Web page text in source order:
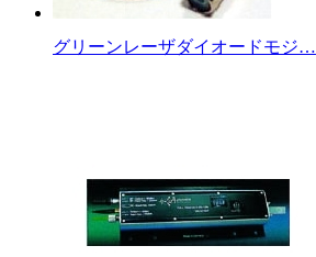
グリーンレーザダイオードモジ…